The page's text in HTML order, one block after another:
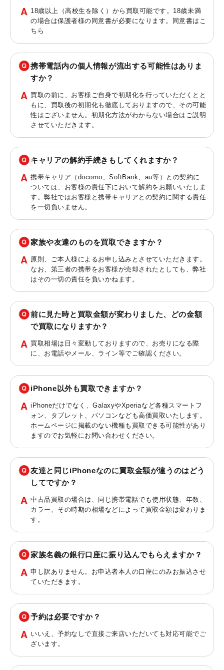
18歳以上（高校生を除く）から買取可能です。18歳未満
の場合は保護者様の同意書が必要になります。同意書は こ
ちら
携帯電話内の個人情報が流出する可能性はありま
すか？
買取の前に、お客様ご自身で初期化を行っていただくとと
もに、買取後の初期化も徹底しておりますので、その可能
性はございません。初期化方法がわからない場合はご説明
させていただきます。
キャリアの解約手続きもしてくれますか？
携帯キャリア（docomo、SoftBank、au等）との契約に
ついては、お客様の責任下において解約をお願いいたしま
す。弊社ではお客様と携帯キャリアとの契約に関する責任
を一切負いません。
家族や友達のものを買取できますか？
原則、ご本人様によるお申し込みとさせていただきます。
なお、第三者の携帯をお客様が売却されたとしても、弊社
はその一切の責任を負いかねます。
前に見た時と買取金額が変わりました、どの金額
で買取になりますか？
買取相場は日々変動しておりますので、お売りになる際
に、お電話やメール、ライン等でご確認ください。
iPhone以外も買取できますか？
iPhoneだけでなく、GalaxyやXperiaなど各種スマートフ
ォン、タブレット、パソコンなども高価買取いたします。
ホームページに掲載のない機種も買取できる可能性があり
ますのでお気軽にお問い合わせください。
友達と同じiPhoneなのに買取金額が違うのはどう
してですか？
中古品買取の場合は、同じ携帯電話でも使用状態、年数、
カラー、その時期の相場などによって買取金額は変わりま
す。
家族名義の銀行口座に振り込んでもらえますか？
申し訳ありません。お申込者本人の口座にのみお振込させ
ていただきます。
予約は必要ですか？
いいえ、予約なしで直接ご来店いただいても対応可能でご
ざいます。